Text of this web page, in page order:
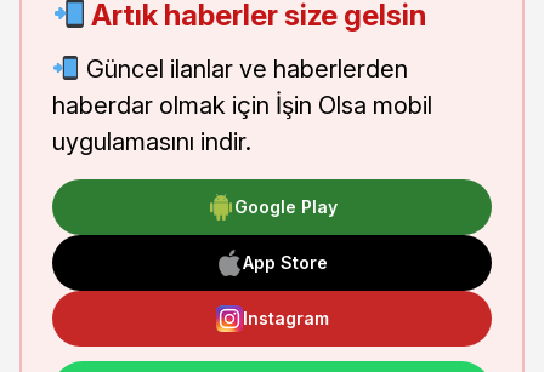
Artık haberler size gelsin
Güncel ilanlar ve haberlerden
haberdar olmak için İşin Olsa mobil
uygulamasını indir.
Google Play
App Store
Instagram